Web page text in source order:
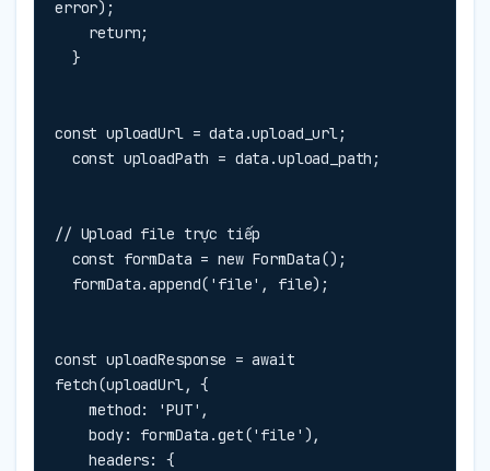
error);
  }
const uploadUrl = data.upload_url;
  const uploadPath = data.upload_path;
// Upload file trực tiếp
  formData.append('file', file);
const uploadResponse = await
fetch(uploadUrl, {
    method: 'PUT',
    body: formData.get('file'),
    headers: {